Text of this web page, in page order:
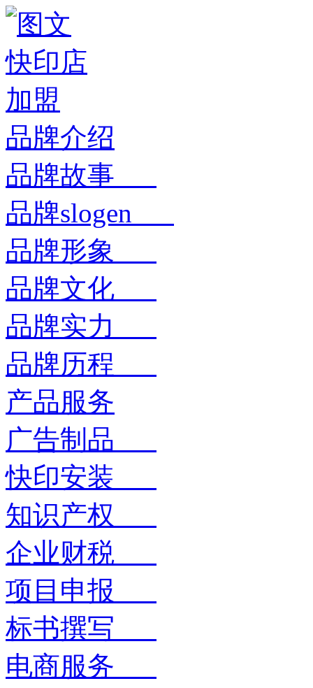
品牌介绍
品牌故事
品牌slogen
品牌形象
品牌文化
品牌实力
品牌历程
产品服务
广告制品
快印安装
知识产权
企业财税
项目申报
标书撰写
电商服务